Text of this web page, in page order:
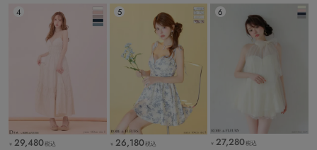
￥ 29,480税込 ￥ 26,180税込 ￥ 27,280税込